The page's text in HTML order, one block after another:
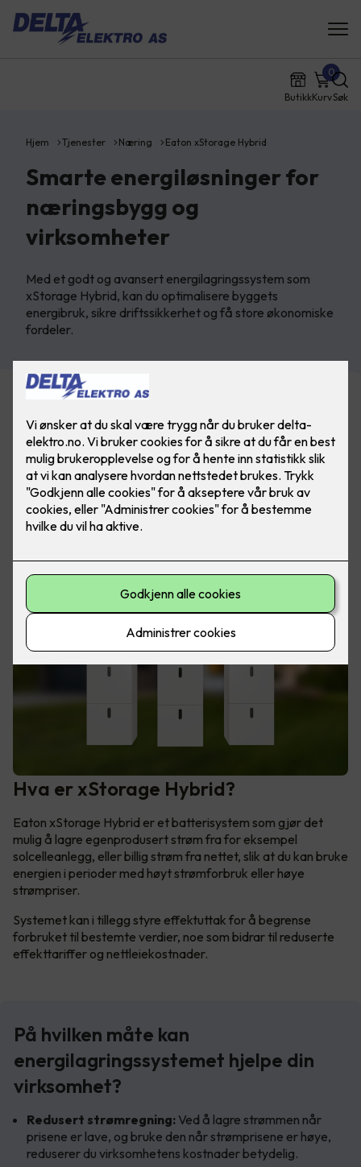
ButikkKurv
0
Søk
Hjem Tjenester Næring Eaton xStorage Hybrid
Smarte energiløsninger for
næringsbygg og
virksomheter
Med et godt og avansert energilagringssystem som
xStorage Hybrid, kan du optimalisere byggets
energibruk, sikre driftssikkerhet og få store økonomiske
fordeler.
energikostnader en betydelig del av budsjettet. Samtidig
øker krav til bærekraft og energistyring i både offentlige og
private bygg.
Med et godt og avansert energilagringssystem kan du
optimalisere byggets energibruk, sikre driftssikkerhet og få
store økonomiske fordeler.
Hva er xStorage Hybrid?
Eaton xStorage Hybrid er et batterisystem som gjør det
mulig å lagre egenprodusert strøm fra for eksempel
solcelleanlegg, eller billig strøm fra nettet, slik at du kan bruke
energien i perioder med høyt strømforbruk eller høye
strømpriser.
Systemet kan i tillegg styre effektuttak for å begrense
forbruket til bestemte verdier, noe som bidrar til reduserte
effekttariffer og nettleiekostnader.
På hvilken måte kan
energilagringssystemet hjelpe din
virksomhet?
Redusert strømregning: Ved å lagre strømmen når
prisene er lave, og bruke den når strømprisene er høye,
reduserer du virksomhetens kostnader betydelig.